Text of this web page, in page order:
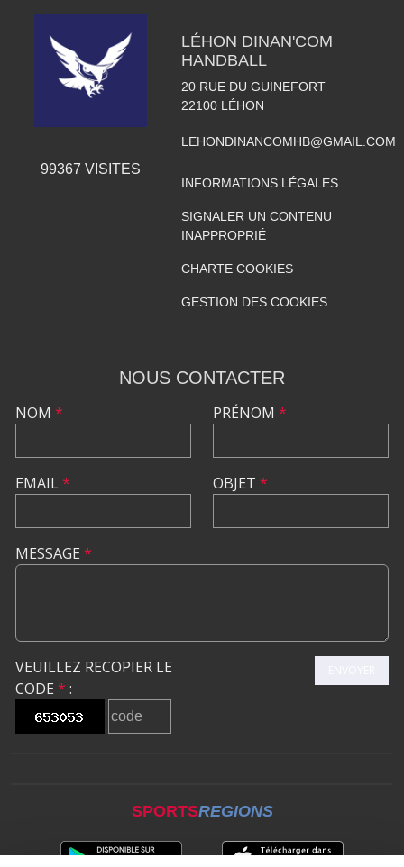
99367 VISITES
LÉHON DINAN'COM
HANDBALL
20 RUE DU GUINEFORT
22100 LÉHON
LEHONDINANCOMHB@GMAIL.COM
INFORMATIONS LÉGALES
SIGNALER UN CONTENU
INAPPROPRIÉ
CHARTE COOKIES
GESTION DES COOKIES
NOUS CONTACTER
NOM *
EMAIL*
PRÉNOM *
OBJET *
MESSAGE *
VEUILLEZ RECOPIER LE
CODE * :
SPORTSREGIONS